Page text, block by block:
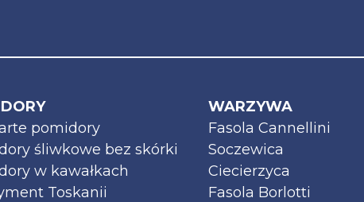
pomidory
śliwkowe bez skórki
w kawałkach
Toskanii
WARZYWA
Fasola Cannellini
Soczewica
Ciecierzyca
Fasola Borlotti